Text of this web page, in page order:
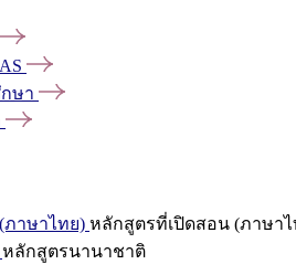
ษา
าษาไทย) หลักสูตรที่เปิดสอน (ภาษาไ
หลักสูตรนานาชาติ